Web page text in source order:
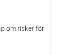
om risker för